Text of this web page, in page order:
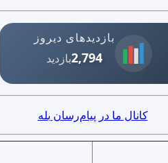
بازدیدهای دیروز
2,794بازدید
کانال ما در پیام‌رسان بله